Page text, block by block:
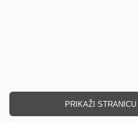
PRIKAŽI